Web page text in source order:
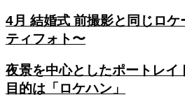
4月 結婚式 前撮影と同じロケ
ティフォト〜
夜景を中心としたポートレイ
目的は「ロケハン」